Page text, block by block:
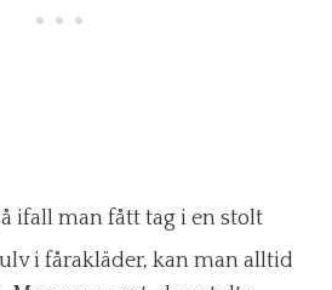
ifall man fått tag i en stolt
i fårakläder, kan man alltid